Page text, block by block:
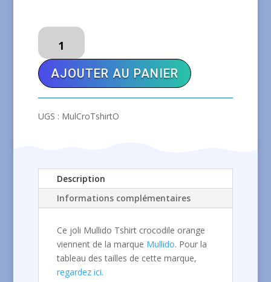
quantité
Mullido
Tshirt
crocodile
AJOUTER AU PANIER
UGS : MulCroTshirtO
Description
Informations complémentaires
Ce joli Mullido Tshirt crocodile orange
viennent de la marque Mullido. Pour la
tableau des tailles de cette marque,
regardez ici.